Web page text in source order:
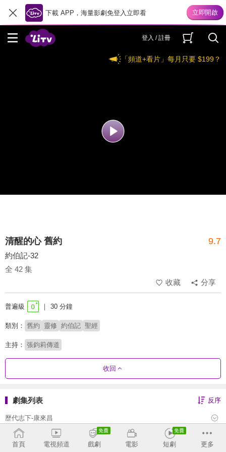
下載 APP，海量影劇免登入立即看
登入 / 註冊
「頻道+看片」每月只要 $199？
清醒的心 舊約 9.7
約伯記-32
全 42 集
收藏
分享
普遍級 30 分鐘
類別： 舊約 靈修 約伯記 聖經
主持： 張鈞莉傳道
收回
劇集列表 反序
歷代志下-康來昌
歷代志上-康來昌
首頁 電視頻道 戲劇 電影 短劇 更多